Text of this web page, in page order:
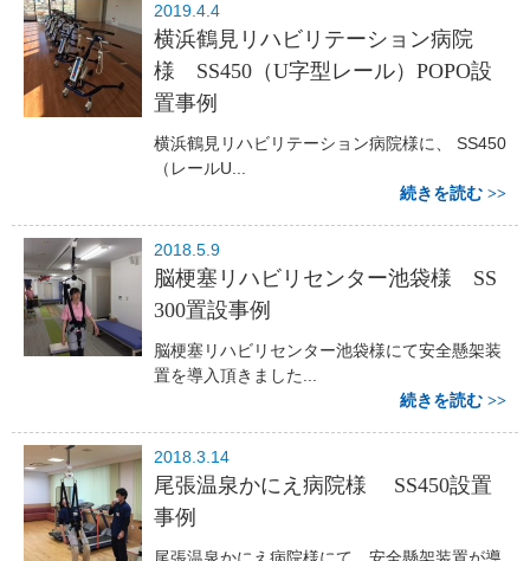
2019.4.4
横浜鶴見リハビリテーション病院
様 SS450（U字型レール）POPO設
置事例
横浜鶴見リハビリテーション病院様に、 SS450
（レールU...
続きを読む
2018.5.9
脳梗塞リハビリセンター池袋様 SS
300置設事例
脳梗塞リハビリセンター池袋様にて安全懸架装
置を導入頂きました...
続きを読む
2018.3.14
尾張温泉かにえ病院様 SS450設置
事例
尾張温泉かにえ病院様にて、安全懸架装置が導